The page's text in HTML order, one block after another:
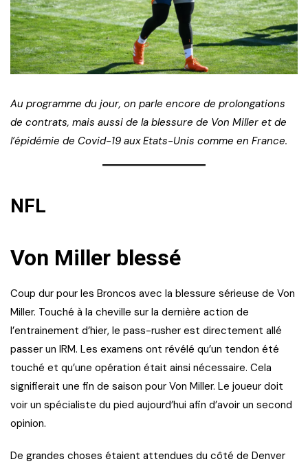
Au programme du jour, on parle encore de prolongations
de contrats, mais aussi de la blessure de Von Miller et de
l’épidémie de Covid-19 aux Etats-Unis comme en France.
NFL
Von Miller blessé
Coup dur pour les Broncos avec la blessure sérieuse de Von
Miller. Touché à la cheville sur la dernière action de
l’entrainement d’hier, le pass-rusher est directement allé
passer un IRM. Les examens ont révélé qu’un tendon été
touché et qu’une opération était ainsi nécessaire. Cela
signifierait une fin de saison pour Von Miller. Le joueur doit
voir un spécialiste du pied aujourd’hui afin d’avoir un second
opinion.
De grandes choses étaient attendues du côté de Denver